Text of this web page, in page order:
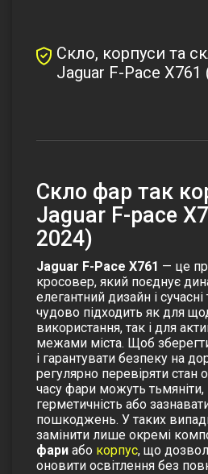
Скло, корпуси та
Jaguar F-Pace X761
Скло фар так
Jaguar F-pace
2024)
Jaguar F-Pace X761 — це
кросовер, який поєднує
елегантний дизайн і сучасні
чудово підходить як для
використання, так і для
межами міста. Щоб
і гарантувати безпеку на
регулярно перевіряти стан
часу фари можуть тьмяніти,
герметичність або
пошкоджень. У таких
замінити лише окремі
фари або корпус, що
оновити освітлення без